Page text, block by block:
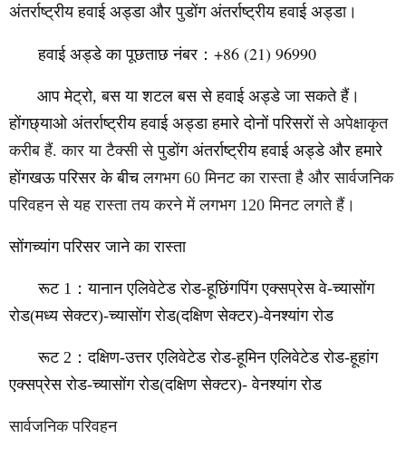
अंतर्राष्ट्रीय हवाई अड्डा औरपुडोंग अंतर्राष्ट्रीय हवाई अड्डा।
हवाई अड्डे का पूछताछ नंबर ： +86 (21) 96990
आप मेट्रो, बस या शटल बस से हवाई अड्डे जा सकते हैं।
होंगछ्याओ अंतर्राष्ट्रीय हवाई अड्डा हमारे दोनों परिसरोंसे अपेक्षाकृत
करीब हैं. कार या टैक्सी सेपुडोंग अंतर्राष्ट्रीय हवाई अड्डे और हमारे
होंगखऊ परिसर के बीचलगभग 60 मिनट का रास्ता है और सार्वजनिक
परिवहन से यह रास्ता तय करने में लगभग 120 मिनट लगते हैं।
सोंगच्यांग परिसर जाने का रास्ता
रूट 1 ：यानान एलिवेटेड रोड-हूछिंगपिंग एक्सप्रेस वे-च्यासोंग
रोड(मध्य सेक्टर)-च्यासोंग रोड(दक्षिण सेक्टर)-वेनश्यांग रोड
रूट 2 ：दक्षिण-उत्तर एलिवेटेड रोड-हूमिन एलिवेटेड रोड-हूहांग
एक्सप्रेस रोड-च्यासोंग रोड(दक्षिण सेक्टर)- वेनश्यांग रोड
सार्वजनिक परिवहन